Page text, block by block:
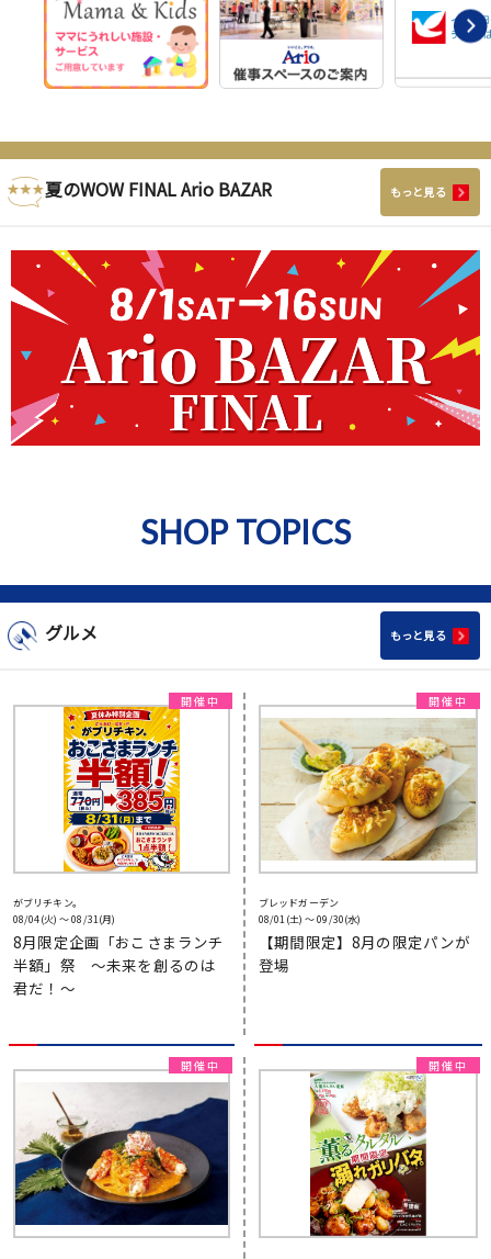
夏のWOW FINAL Ario BAZAR もっと見る
SHOP TOPICS
グルメ もっと見る
がブリチキン。
08/04(火) 〜 08/31(月)
8月限定企画「おこさまランチ
半額」祭 ～未来を創るのは
君だ！～
ブレッドガーデン
08/01(土) 〜 09/30(水)
【期間限定】8月の限定パンが
登場